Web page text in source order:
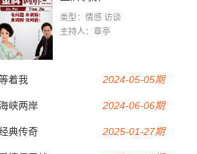
类型：情感 访谈
主持人：章亭
2024-05-05期
着我
2024-06-06期
峡两岸
2025-01-27期
典传奇